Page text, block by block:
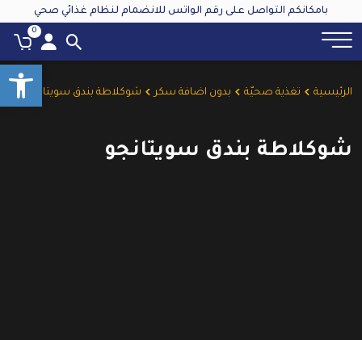
بامكانكم التواصل على رقم الواتس للانضمام لنظام غذائي صحي
0
الرئيسية تغذية صحيّة بدون اضافة سكر شوكلاطة بندق سويتانجو
شوكلاطة بندق سويتانجو